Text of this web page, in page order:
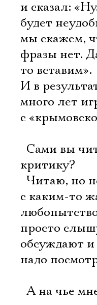
и сказал:
будет
мы скажем,
фразы нет.
то вставим».
И в
много лет
с
 Сами вы
критику?
 Читаю, но
с каким-то
просто
обсуждают
надо
 А на чье